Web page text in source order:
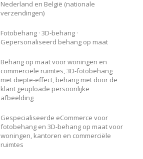
Nederland en België (nationale
verzendingen)
Fotobehang · 3D-behang ·
Gepersonaliseerd behang op maat
Behang op maat voor woningen en
commerciële ruimtes, 3D-fotobehang
met diepte-effect, behang met door de
klant geüploade persoonlijke
afbeelding
Gespecialiseerde eCommerce voor
fotobehang en 3D-behang op maat voor
woningen, kantoren en commerciële
ruimtes